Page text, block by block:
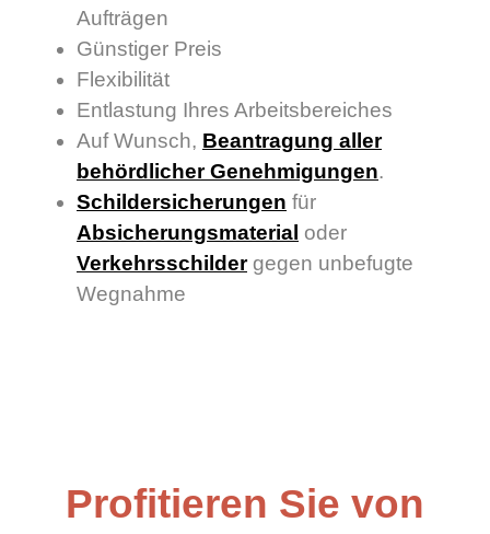
Aufträgen
Günstiger Preis
Flexibilität
Entlastung Ihres Arbeitsbereiches
Auf Wunsch, Beantragung aller
behördlicher Genehmigungen.
Schildersicherungen für
Absicherungsmaterial oder
Verkehrsschildergegen unbefugte
Wegnahme
Profitieren Sie von